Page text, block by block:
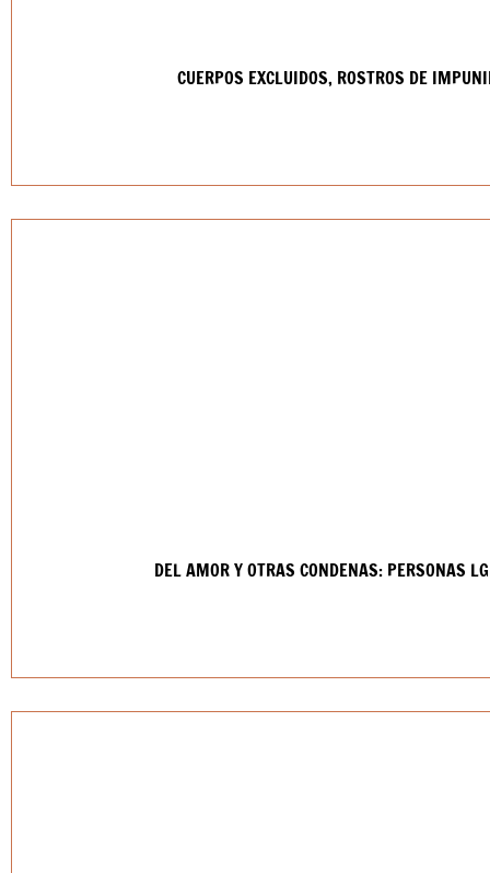
CUERPOS EXCLUIDOS, ROSTROS DE
DEL AMOR Y OTRAS CONDENAS: PERSONAS